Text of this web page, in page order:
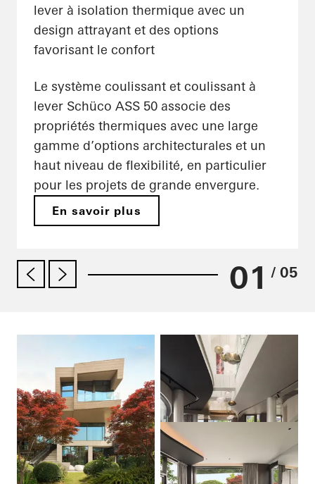
lever à isolation thermique avec un
design attrayant et des options
favorisant le confort
Le système coulissant et coulissant à
lever Schüco ASS 50 associe des
propriétés thermiques avec une large
gamme d’options architecturales et un
haut niveau de flexibilité, en particulier
pour les projets de grande envergure.
En savoir plus
01 / 05